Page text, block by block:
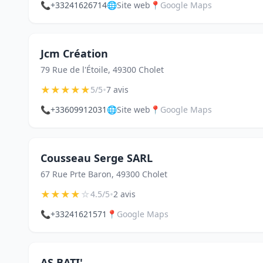
📞+33241626714🌐Site web 📍 Google Maps
Jcm Création
79 Rue de l'Étoile, 49300 Cholet
★★★★★5/5•7 avis
📞+33609912031 🌐Site web 📍 Google Maps
Cousseau Serge SARL
67 Rue Prte Baron, 49300 Cholet
★★★★☆4.5/5•2 avis
📞+33241621571 📍 Google Maps